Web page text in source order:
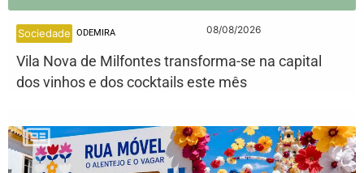
Sociedade ODEMIRA 08/08/2026
Vila Nova de Milfontes transforma-se na capital
dos vinhos e dos cocktails este mês